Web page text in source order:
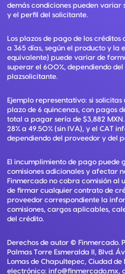
demás condiciones pueden
y el perfil del solicitante.
Los plazos de pago de los
a 365 días, según el producto y la
equivalente) puede variar de
superar el 600%, dependiendo
plazsolicitante.
Ejemplo representativo: si
plazo de 6 quincenas, con pagos
total a pagar sería de $3,882
28% a 49.50% (sin IVA), y el CAT
dependiendo del proveedor y del
El incumplimiento de pago puede
comisiones adicionales y afectar
Finmercado no cobra comisión al
de firmar cualquier contrato de
proveedor correspondiente la
comisiones, cargos aplicables,
del crédito.
Derechos de autor © Finmercado.
Palmas Torre Esmeralda II, Blvd.
Lomas de Chapultepec, Ciudad
electrónico: info@finmercado.mx,